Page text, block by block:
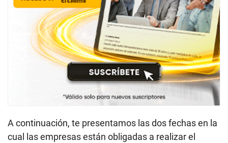
A continuación, te presentamos las dos fechas en la
cual las empresas están obligadas a realizar el